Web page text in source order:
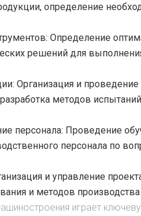
определение
Определение
решений для
Организация и проведение
методов
персонала: Проведение
персонала по
и управление
и методов
играет